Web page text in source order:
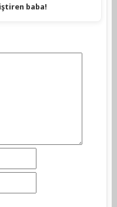
baba!